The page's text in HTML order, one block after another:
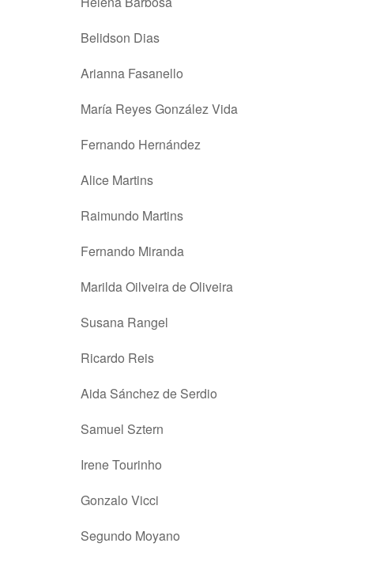
Belidson Dias
Arianna Fasanello
María Reyes González Vida
Fernando Hernández
Alice Martins
Raimundo Martins
Fernando Miranda
Marilda Oilveira de Oliveira
Susana Rangel
Ricardo Reis
Aida Sánchez de Serdio
Samuel Sztern
Irene Tourinho
Gonzalo Vicci
Segundo Moyano